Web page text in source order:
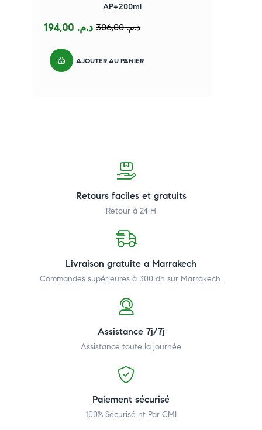
AP+200ml
د.م.306,00 د.م.
AJOUTER AU PANIER
Retours faciles et gratuits
Retour à 24 H
Livraison gratuite a Marrakech
Commandes supérieures à 300 dh sur Marrakech.
Assistance 7j/7j
Assistance toute la journée
Paiement sécurisé
100% Sécurisé nt Par CMI